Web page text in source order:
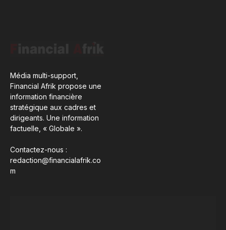
Média multi-support,
Financial Afrik propose une
information financière
stratégique aux cadres et
dirigeants. Une information
factuelle, « Globale ».
Contactez-nous :
redaction@financialafrik.co
m